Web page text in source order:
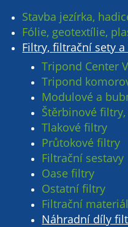
Stavba jezírka,
Fólie, geotextílie,
Filtry, filtrační sety
Tripond Center
Tripond
Modulové a
Štěrbinové
Tlakové filtry
Průtokové filtry
Filtrační sestavy
Oase filtry
Ostatní filtry
Filtrační
Náhradní díly